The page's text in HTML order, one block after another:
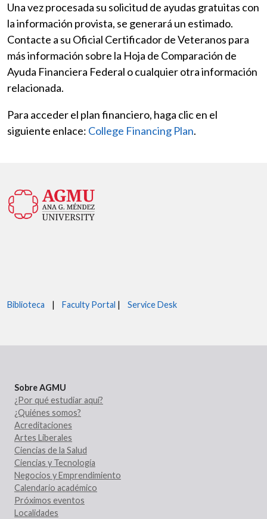
Una vez procesada su solicitud de ayudas gratuitas con
la información provista, se generará un estimado.
Contacte a su Oficial Certificador de Veteranos para
más información sobre la Hoja de Comparación de
Ayuda Financiera Federal o cualquier otra información
relacionada.
Para acceder el plan financiero, haga clic en el
siguiente enlace: College Financing Plan.
Biblioteca | Faculty Portal | Service Desk
Sobre AGMU
¿Por qué estudiar aquí?
¿Quiénes somos?
Acreditaciones
Artes Liberales
Ciencias de la Salud
Ciencias y Tecnología
Negocios y Emprendimiento
Calendario académico
Próximos eventos
Localidades